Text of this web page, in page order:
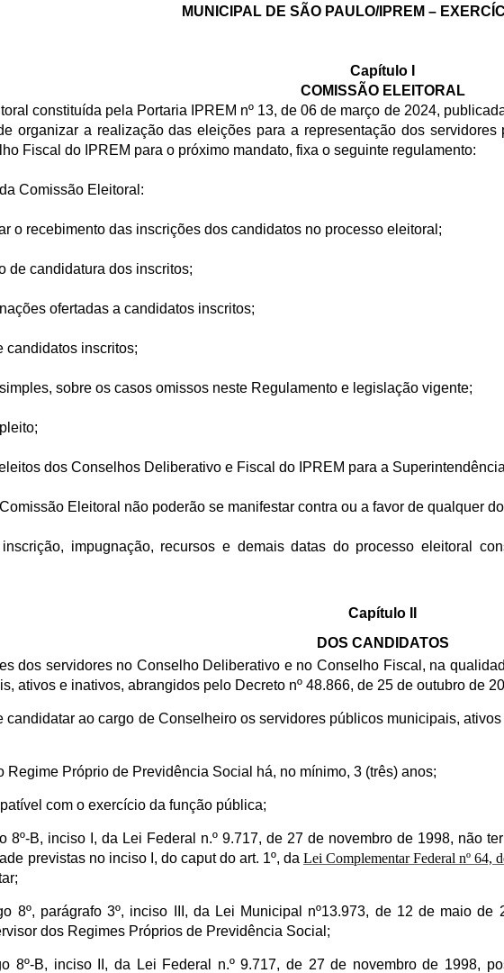
MUNICIPAL DE SÃO PAULO/IPREM –
Capítulo I
COMISSÃO ELEITORAL
constituída pela Portaria IPREM nº 13, de 06 de março de 2024,
organizar a realização das eleições para a representação dos
Fiscal do IPREM para o próximo mandato, fixa o seguinte regulamento:
Comissão Eleitoral:
o recebimento das inscrições dos candidatos no processo eleitoral;
de candidatura dos inscritos;
ofertadas a candidatos inscritos;
candidatos inscritos;
sobre os casos omissos neste Regulamento e legislação vigente;
dos Conselhos Deliberativo e Fiscal do IPREM para a
Eleitoral não poderão se manifestar contra ou a favor de qualquer
impugnação, recursos e demais datas do processo eleitoral
Capítulo II
DOS CANDIDATOS
dos servidores no Conselho Deliberativo e no Conselho Fiscal, na
ativos e inativos, abrangidos pelo Decreto nº 48.866, de 25 de outubro de
candidatar ao cargo de Conselheiro os servidores públicos municipais,
Regime Próprio de Previdência Social há, no mínimo, 3 (três) anos;
com o exercício da função pública;
8º-B, inciso I, da Lei Federal n.º 9.717, de 27 de novembro de 1998, não
previstas no inciso I, do caput do art. 1º, da Lei Complementar Federal nº 64,
8º, parágrafo 3º, inciso III, da Lei Municipal nº13.973, de 12 de maio
dos Regimes Próprios de Previdência Social;
8º-B, inciso II, da Lei Federal n.º 9.717, de 27 de novembro de 1998,